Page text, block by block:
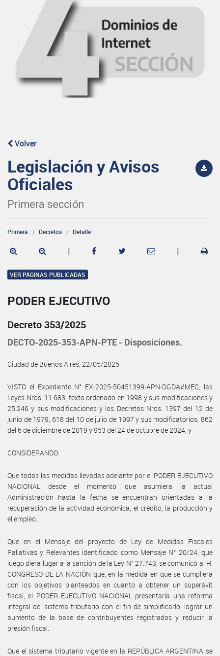
Volver
Legislación y Avisos
Oficiales
Primera sección
Primera Decretos Detalle
| |
VER PÁGINAS PUBLICADAS
PODER EJECUTIVO
Decreto 353/2025
DECTO-2025-353-APN-PTE - Disposiciones.
Ciudad de Buenos Aires, 22/05/2025
VISTO el Expediente N° EX-2025-50451399-APN-DGDA#MEC, las
Leyes Nros. 11.683, texto ordenado en 1998 y sus modificaciones y
25.246 y sus modificaciones y los Decretos Nros. 1397 del 12 de
junio de 1979, 618 del 10 de julio de 1997 y sus modificatorios, 862
del 6 de diciembre de 2019 y 953 del 24 de octubre de 2024, y
CONSIDERANDO:
Que todas las medidas llevadas adelante por el PODER EJECUTIVO
NACIONAL desde el momento que asumiera la actual
Administración hasta la fecha se encuentran orientadas a la
recuperación de la actividad económica, el crédito, la producción y
el empleo.
Que en el Mensaje del proyecto de Ley de Medidas Fiscales
Paliativas y Relevantes identificado como Mensaje N° 20/24, que
luego diera lugar a la sanción de la Ley N° 27.743, se comunicó al H.
CONGRESO DE LA NACIÓN que, en la medida en que se cumpliera
con los objetivos planteados en cuanto a obtener un superávit
fiscal, el PODER EJECUTIVO NACIONAL presentaría una reforma
integral del sistema tributario con el fin de simplificarlo, lograr un
aumento de la base de contribuyentes registrados y reducir la
presión fiscal.
Que el sistema tributario vigente en la REPÚBLICA ARGENTINA se